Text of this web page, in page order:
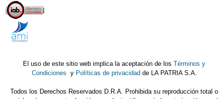
El uso de este sitio web implica la aceptación de losTérminos y
Condiciones y Políticas de privacidad de LA PATRIA S.A.
Todos los Derechos Reservados D.R.A. Prohibida su reproducción total o